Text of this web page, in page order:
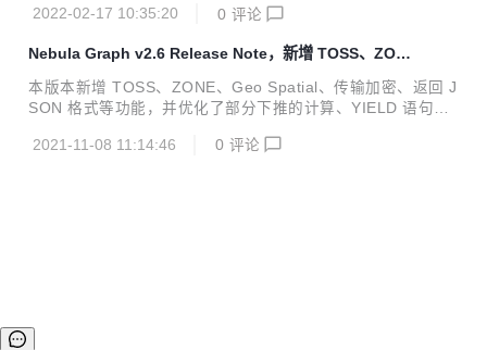
能。...
支持 openCypher 多 MATCH 查询。 #3519 #3318 新增存算
KUP支持 topN 下推。 #3499 新增不带 Tag 的点。 #3316 #
3335 #3328 #3286 新增参数化查询。 #3379 新增不指定 VI
D 的查询，通过LIMIT子句限制输出结果...
2022-02-17 10:35:20 0 评论
Nebula Graph v2.6 Release Note，新增 TOSS、ZON
E 等多样特性
本版本新增 TOSS、ZONE、Geo Spatial、传输加密、返回 J
SON 格式等功能，并优化了部分下推的计算、YIELD 语句格
https://github.com/vesoft-inc/nebula/pull/2525 新增 ZONE
2021-11-08 11:14:46 0 评论